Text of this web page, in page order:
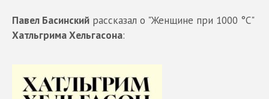
Павел Басинский рассказал о "Женщине при 1000 °C"
Хатльгрима Хельгасона: